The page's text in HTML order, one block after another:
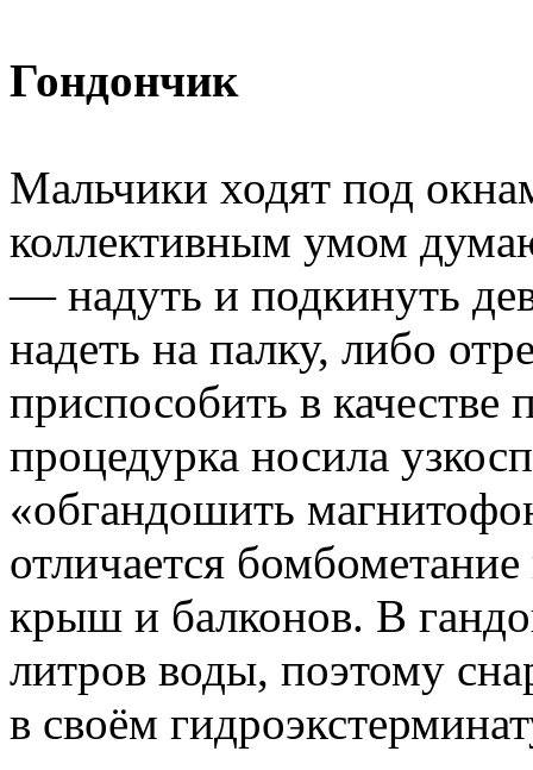
Гондончик
Мальчики ходят под
коллективным умом
— надуть и подкинуть
надеть на палку, либо
приспособить в качестве
процедурка носила
«обгандошить
отличается
крыш и балконов. В
литров воды, поэтому
в своём